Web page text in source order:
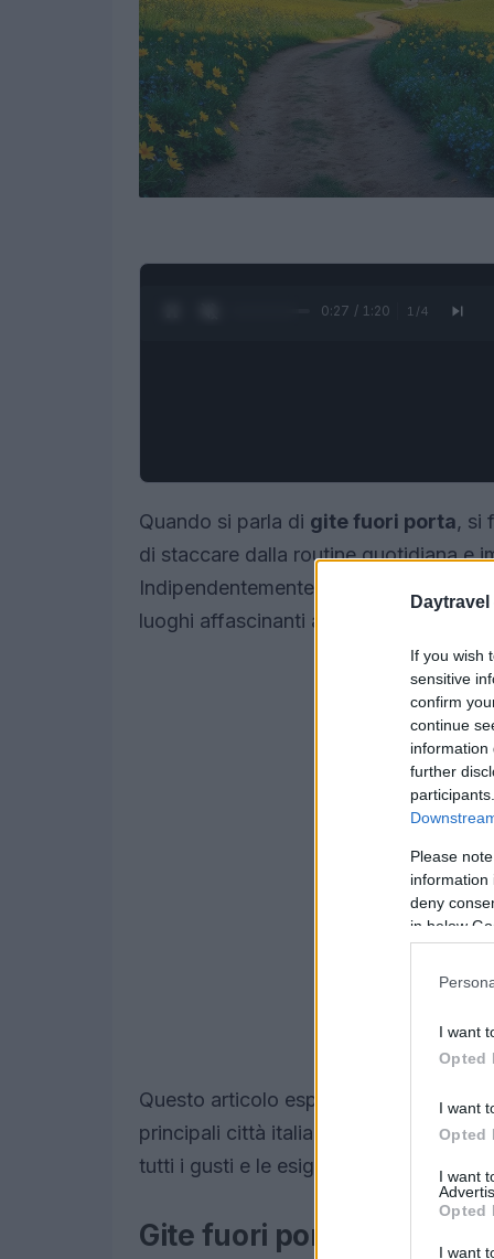
Daytravel
If you wish
sensitive
confirm
continue
information
further
Please
information
deny
in below
I want
Opted
I want
Opted
I want
Opted
I want
0:28 / 1:20 1 /4
Quando si parla di gite fuori porta, si
di staccare dalla routine quotidiana e
Indipendentemente dal fatto che si
luoghi affascinanti a breve distanza
Questo articolo esplora alcune delle
principali città italiane. Dalle
tutti i gusti e le esigenze.
Gite fuori porta dalla città